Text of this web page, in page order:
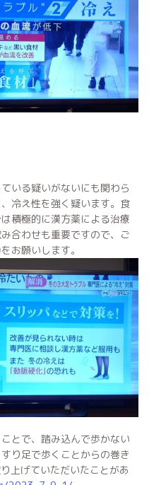
いる疑いがないにも関わら
冷え性を強く疑います。食
積極的に漢方薬による治療
合わせも重要ですので、ご
お願いします。
とで、踏み込んで歩かない
り足で歩くことからの巻き
上げていただいたことがあ